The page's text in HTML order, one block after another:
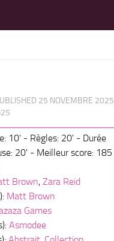
25 NOVEMBRE 2025
10' - Règles: 20' - Durée
20' - Meilleur score: 185
Brown, Zara Reid
Matt Brown
Games
Asmodee